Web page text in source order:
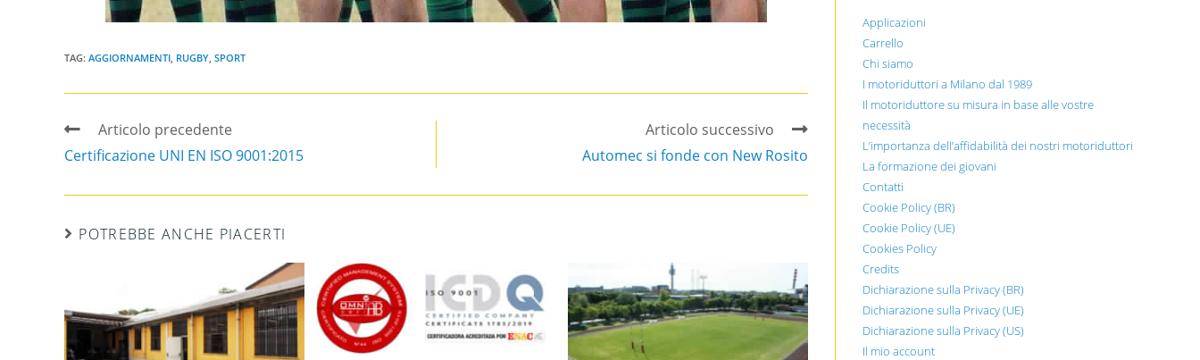
TAG: AGGIORNAMENTI, RUGBY, SPORT
Articolo precedente
Certificazione UNI EN ISO 9001:2015
Articolo successivo
Automec si fonde con New Rosito
POTREBBE ANCHE PIACERTI
Applicazioni
Carrello
Chi siamo
I motoriduttori a Milano dal 1989
Il motoriduttore su misura in base alle vostre
necessità
L’importanza dell’affidabilità dei nostri motoriduttori
La formazione dei giovani
Contatti
Cookie Policy (BR)
Cookie Policy (UE)
Cookies Policy
Credits
Dichiarazione sulla Privacy (BR)
Dichiarazione sulla Privacy (UE)
Dichiarazione sulla Privacy (US)
Il mio account